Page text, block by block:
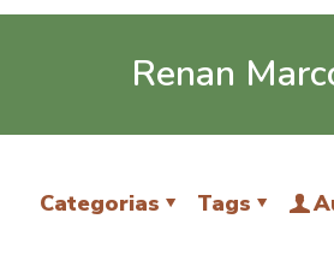
Renan
Categorias Tags